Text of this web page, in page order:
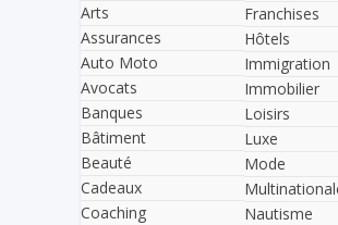
Arts
Assurances
Auto Moto
Avocats
Banques
Bâtiment
Beauté
Cadeaux
Coaching
Franchises
Hôtels
Immigration
Immobilier
Loisirs
Luxe
Mode
Nautisme